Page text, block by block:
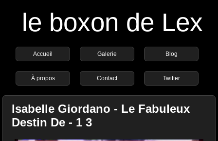
le boxon de Lex
Accueil Galerie Blog
À propos Contact Twitter
Isabelle Giordano - Le Fabuleux
Destin De - 1 3